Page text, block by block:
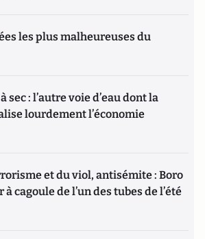
les plus malheureuses du
sec : l’autre voie d’eau dont la
lourdement l’économie
et du viol, antisémite : Boro
cagoule de l’un des tubes de l’été